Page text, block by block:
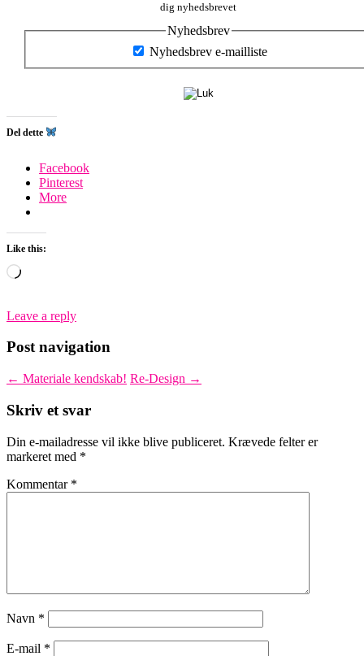
dig nyhedsbrevet
Nyhedsbrev
Nyhedsbrev e-mailliste
Del dette
Facebook
Pinterest
More
Like this:
Loading…
Leave a reply
Post navigation
← Materiale kendskab! Re-Design →
Skriv et svar
Din e-mailadresse vil ikke blive publiceret. Krævede felter er
markeret med *
Kommentar *
Navn *
E-mail *